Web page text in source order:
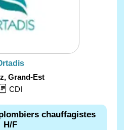
,Grand-Est
CDI
chauffagistes
H/F